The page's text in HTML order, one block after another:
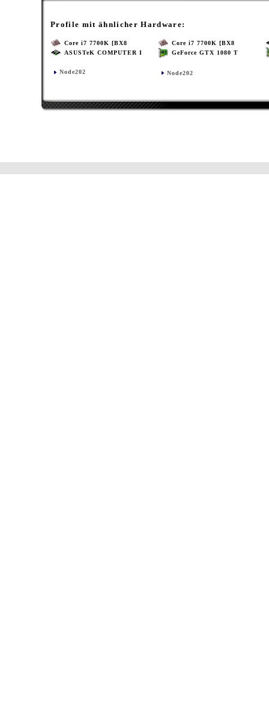
Profile mit ähnlicher Hardware:
Core i7 7700K [BX8
ASUSTeK COMPUTER I
Node202
Core i7 7700K [BX8
GeForce GTX 1080 T
Node202